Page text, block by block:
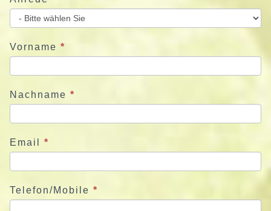
e
u
n
s
e
t
Vorname *
Nachname *
Email *
Telefon/Mobile *